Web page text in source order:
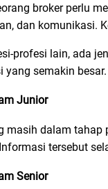
broker perlu
dan komunikasi.
profesi lain, ada
yang semakin
Junior
masih dalam tahap
tersebut
Senior